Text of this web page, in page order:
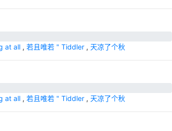
at all , 若且唯若 " Tiddler , 天凉了个秋
at all , 若且唯若 " Tiddler , 天凉了个秋